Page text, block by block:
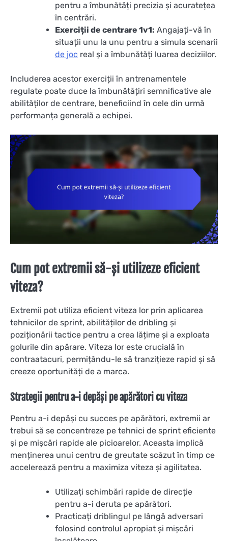
pentru a îmbunătăți precizia și acuratețea
în centrări.
Exerciții de centrare 1v1: Angajați-vă în
situații unu la unu pentru a simula scenarii
de joc real și a îmbunătăți luarea deciziilor.
Includerea acestor exerciții în antrenamentele
regulate poate duce la îmbunătățiri semnificative ale
abilităților de centrare, beneficiind în cele din urmă
performanța generală a echipei.
Cum pot extremii să-și utilizeze eficient
viteza?
Extremii pot utiliza eficient viteza lor prin aplicarea
tehnicilor de sprint, abilităților de dribling și
poziționării tactice pentru a crea lățime și a exploata
golurile din apărare. Viteza lor este crucială în
contraatacuri, permițându-le să tranzițieze rapid și să
creeze oportunități de a marca.
Strategii pentru a-i depăși pe apărători cu viteza
Pentru a-i depăși cu succes pe apărători, extremii ar
trebui să se concentreze pe tehnici de sprint eficiente
și pe mișcări rapide ale picioarelor. Aceasta implică
menținerea unui centru de greutate scăzut în timp ce
accelerează pentru a maximiza viteza și agilitatea.
Utilizați schimbări rapide de direcție
pentru a-i deruta pe apărători.
Practicați driblingul pe lângă adversari
folosind controlul apropiat și mișcări